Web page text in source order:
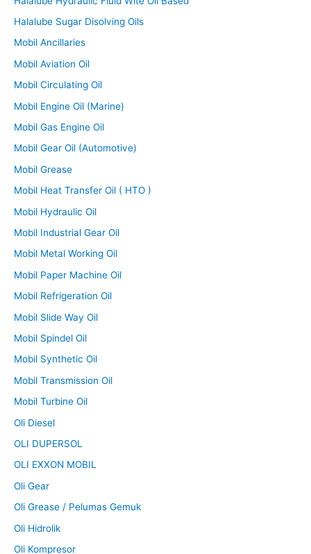
Halalube Sugar Disolving Oils
Mobil Ancillaries
Mobil Aviation Oil
Mobil Circulating Oil
Mobil Engine Oil (Marine)
Mobil Gas Engine Oil
Mobil Gear Oil (Automotive)
Mobil Grease
Mobil Heat Transfer Oil ( HTO )
Mobil Hydraulic Oil
Mobil Industrial Gear Oil
Mobil Metal Working Oil
Mobil Paper Machine Oil
Mobil Refrigeration Oil
Mobil Slide Way Oil
Mobil Spindel Oil
Mobil Synthetic Oil
Mobil Transmission Oil
Mobil Turbine Oil
Oli Diesel
OLI DUPERSOL
OLI EXXON MOBIL
Oli Gear
Oli Grease / Pelumas Gemuk
Oli Hidrolik
Oli Kompresor